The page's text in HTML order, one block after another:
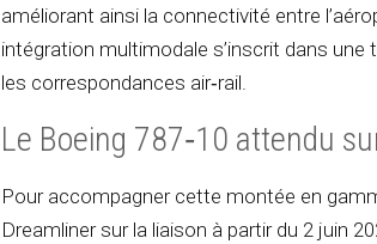
améliorant ainsi la connectivité entre
intégration multimodale s’inscrit dans
les correspondances air‑rail.
Le Boeing 787‑10 attendu
Pour accompagner cette montée en
Dreamliner sur la liaison à partir du 2 juin